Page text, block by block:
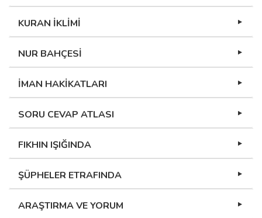
KURAN İKLİMİ
NUR BAHÇESİ
İMAN HAKİKATLARI
SORU CEVAP ATLASI
FIKHIN IŞIĞINDA
ŞÜPHELER ETRAFINDA
ARAŞTIRMA VE YORUM